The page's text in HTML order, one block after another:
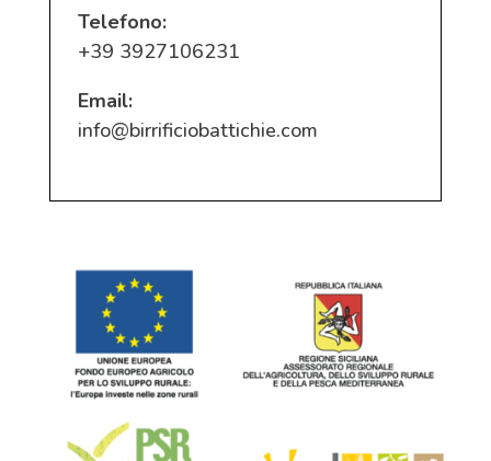
Telefono:
+39 3927106231
Email:
info@birrificiobattichie.com